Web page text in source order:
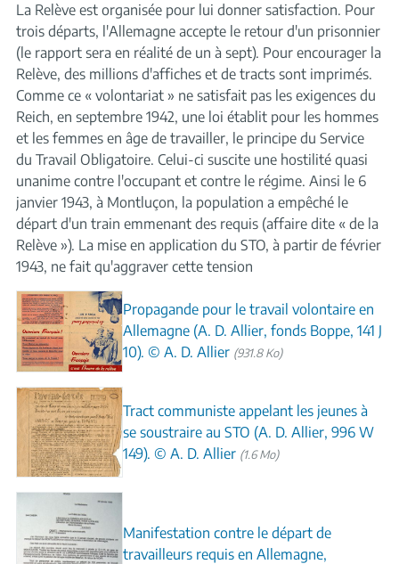
La Relève est organisée pour lui donner satisfaction. Pour
trois départs, l'Allemagne accepte le retour d'un prisonnier
(le rapport sera en réalité de un à sept). Pour encourager la
Relève, des millions d'affiches et de tracts sont imprimés.
Comme ce « volontariat » ne satisfait pas les exigences du
Reich, en septembre 1942, une loi établit pour les hommes
et les femmes en âge de travailler, le principe du Service
du Travail Obligatoire. Celui-ci suscite une hostilité quasi
unanime contre l'occupant et contre le régime. Ainsi le 6
janvier 1943, à Montluçon, la population a empêché le
départ d'un train emmenant des requis (affaire dite « de la
Relève »). La mise en application du STO, à partir de février
1943, ne fait qu'aggraver cette tension
Propagande pour le travail volontaire en
Allemagne (A. D. Allier, fonds Boppe, 141 J
10). © A. D. Allier (931.8 Ko)
Tract communiste appelant les jeunes à
se soustraire au STO (A. D. Allier, 996 W
149). © A. D. Allier (1.6 Mo)
Manifestation contre le départ de
travailleurs requis en Allemagne,